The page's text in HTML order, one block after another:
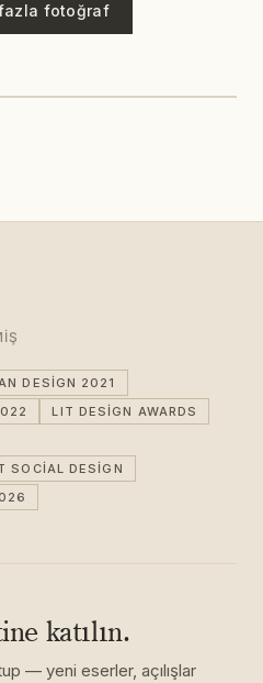
fotoğraf
DESIGN 2021
LIT DESIGN AWARDS
SOCIAL DESIGN
katılın.
— yeni eserler, açılışlar